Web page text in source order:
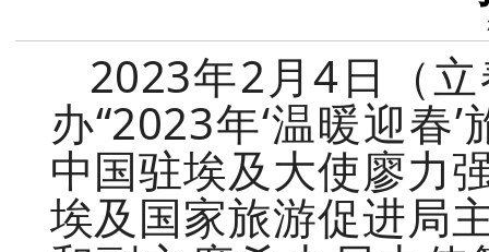
2023年2月4日（
办“2023年‘温暖迎春
中国驻埃及大使廖力
埃及国家旅游促进局